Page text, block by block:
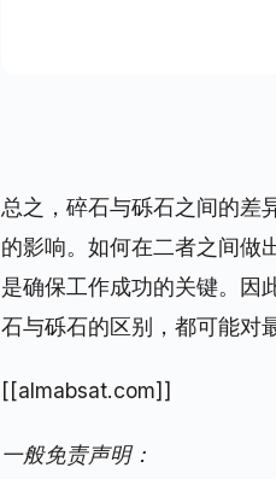
总之，碎石与砾石之间的差
的影响。如何在二者之间
是确保工作成功的关键。因
石与砾石的区别，都可能对
[[almabsat.com]]
一般免责声明：